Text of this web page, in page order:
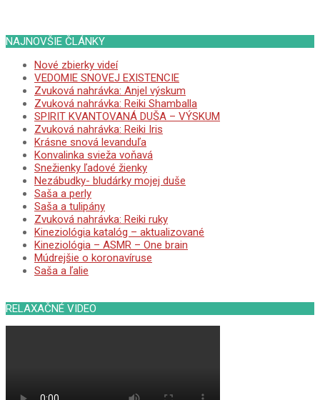
NAJNOVŠIE ČLÁNKY
Nové zbierky videí
VEDOMIE SNOVEJ EXISTENCIE
Zvuková nahrávka: Anjel výskum
Zvuková nahrávka: Reiki Shamballa
SPIRIT KVANTOVANÁ DUŠA – VÝSKUM
Zvuková nahrávka: Reiki Iris
Krásne snová levanduľa
Konvalinka svieža voňavá
Snežienky ľadové žienky
Nezábudky- bludárky mojej duše
Saša a perly
Saša a tulipány
Zvuková nahrávka: Reiki ruky
Kineziológia katalóg – aktualizované
Kineziológia – ASMR – One brain
Múdrejšie o koronavíruse
Saša a ľalie
RELAXAČNÉ VIDEO